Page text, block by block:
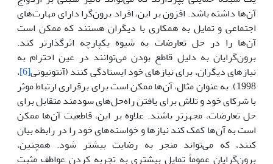
آن‌ها داشته باشد. افزون بر این، افراد برون‌گرا دارای مهارت‌های
اجتماعی و تمایل به همکاری با دیگران هستند که ممکن است
آن‌ها را در حل تعارضات به شیوه یکپارچه اثرگذارتر کند.
برون‌گرایان به دلیل قاطع بودن می‌توانند در عین احترام به
نیازهای دیگران، برای نیازهای خود ایستادگی کنند (آنتونیونی[6] ،
1998). به عنوان مثال، آن‌ها ممکن است برای برقراری ارتباط موثر
با شرکای خود و تلاش برای یافتن راه‌حل‌های سودمند متقابل برای
حل تعارضات، مجهزتر باشند. علاوه بر این، قاطعیت آن‌ها ممکن
است به آن‌ها کمک کند نیازها و خواسته‌های خود را در رابطه بیان
کنند، که می‌تواند منجر به رضایت بیشتر شود. همچنین،
برون‌گرایان عموماً تمایل بیشتری به تجربه کردن عواطف مثبت